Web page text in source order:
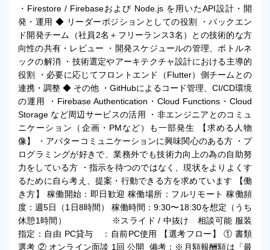
・Firestore / Firebaseおよび Node.js を用いたAPI設計・開
発・運用 ◆ リーダーポジションとしての役割 ・バックエン
ド開発チーム（社員2名＋フリーランス3名）との技術的な方
向性の共有・レビュー ・開発スケジュールの管理、ボトルネ
ックの解消 ・技術選定やアーキテクチャ設計における主導的
役割 ・必要に応じてフロントエンド（Flutter）側チームとの
連携・調整 ◆ その他 ・GitHubによるコード管理、CI/CD環境
の運用 ・Firebase Authentication・Cloud Functions・Cloud
Storage など周辺サービスの活用 ・非エンジニアとのコミュ
ニケーション（企画・PMなど）も一部発生 【求める人物
像】 ・アバターコミュニケーションに興味関心のある方 ・プ
ログラミングが好きで、業務外でも技術力向上の為の自助努
力をしている方 ・指示を待つのではなく、現状をよりよくす
るために自ら考え、提案・行動できる方を求めています 【働
き方】 稼働開始：即日歓迎 稼働場所：フルリモート 稼働頻
度：週5日（1日8時間） 稼働時間：9:30〜18:30を想定（うち
休憩1時間） ※スライド / 中抜け 相談可能 服装
指定：自由 PC貸与 ：自前PC使用 【選考フロー】 ① 書類
選考 ② オンライン面談 1回 公開_備考：※月額報酬額は「最